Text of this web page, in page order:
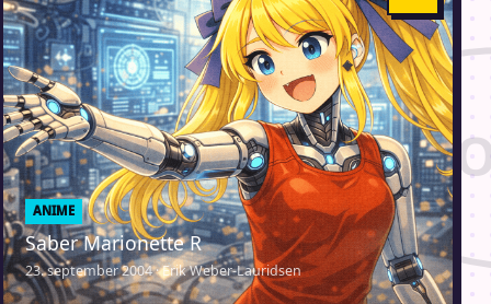
ANIME
Saber Marionette R
23. september 2004 · Erik Weber-Lauridsen